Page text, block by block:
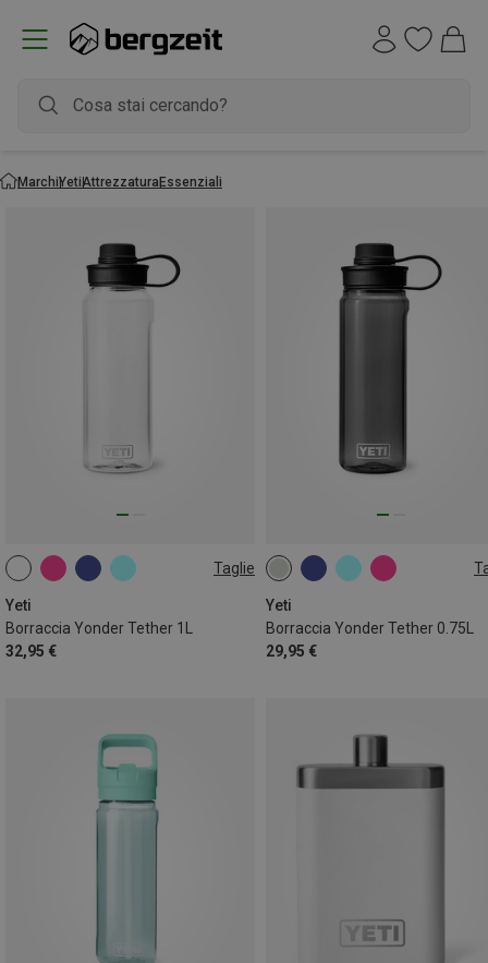
MarchiYetiAttrezzaturaEssenziali
Taglie
Yeti
Borraccia Yonder Tether 1L
32,95 €
1L
Yeti
Borraccia Yonder Tether 0.75L
29,95 €
750ML